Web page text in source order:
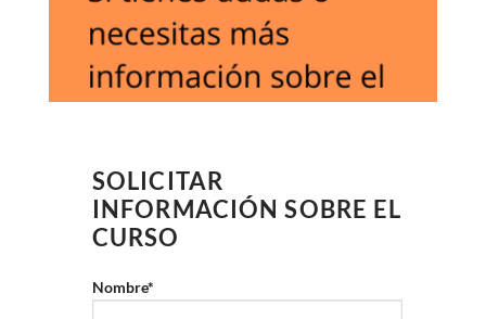
SOLICITAR
INFORMACIÓN SOBRE EL
CURSO
Nombre*